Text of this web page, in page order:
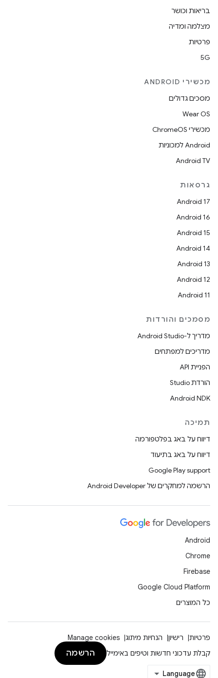
בריאות וכושר
מצלמה ומדיה
פרטיות
5G
מכשירי ANDROID
מסכים גדולים
Wear OS
מכשירי ChromeOS
Android למכוניות
Android TV
גרסאות
Android 17
Android 16
Android 15
Android 14
Android 13
Android 12
Android 11
מסמכים והורדות
מדריך ל-Android Studio
מדריכים למפתחים
הפניית API
הורדת Studio
Android NDK
תמיכה
דיווח על באג בפלטפורמה
דיווח על באג בתיעוד
Google Play support
הרשמה למחקרים של Android Developer
Android
Chrome
Firebase
Google Cloud Platform
כל המוצרים
פרטיות רישיון הנחיות מיתוג
Manage cookies
קבלת עדכוני חדשות וטיפים באימייל
הרשמה